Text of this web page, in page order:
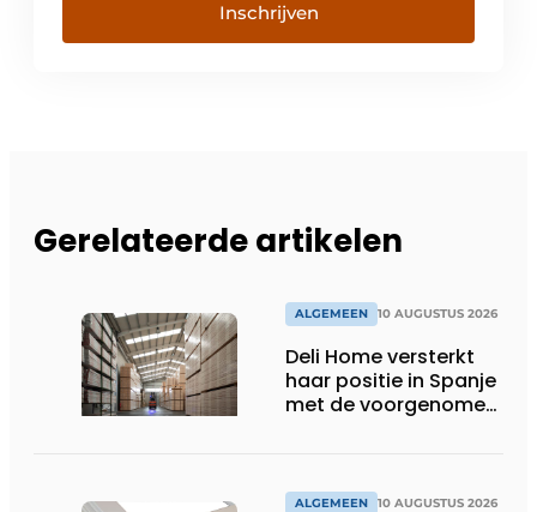
Inschrijven
Gerelateerde artikelen
ALGEMEEN 10 AUGUSTUS 2026
Deli Home versterkt
haar positie in Spanje
met de voorgenomen
ALGEMEEN 10 AUGUSTUS 2026